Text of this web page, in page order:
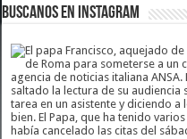
BUSCANOS EN INSTAGRAM